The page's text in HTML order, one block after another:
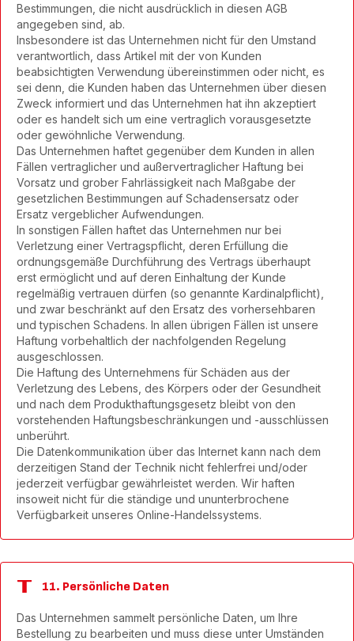
Bestimmungen, die nicht ausdrücklich in diesen AGB
angegeben sind, ab.
Insbesondere ist das Unternehmen nicht für den Umstand
verantwortlich, dass Artikel mit der von Kunden
beabsichtigten Verwendung übereinstimmen oder nicht, es
sei denn, die Kunden haben das Unternehmen über diesen
Zweck informiert und das Unternehmen hat ihn akzeptiert
oder es handelt sich um eine vertraglich vorausgesetzte
oder gewöhnliche Verwendung.
Das Unternehmen haftet gegenüber dem Kunden in allen
Fällen vertraglicher und außervertraglicher Haftung bei
Vorsatz und grober Fahrlässigkeit nach Maßgabe der
gesetzlichen Bestimmungen auf Schadensersatz oder
Ersatz vergeblicher Aufwendungen.
In sonstigen Fällen haftet das Unternehmen nur bei
Verletzung einer Vertragspflicht, deren Erfüllung die
ordnungsgemäße Durchführung des Vertrags überhaupt
erst ermöglicht und auf deren Einhaltung der Kunde
regelmäßig vertrauen dürfen (so genannte Kardinalpflicht),
und zwar beschränkt auf den Ersatz des vorhersehbaren
und typischen Schadens. In allen übrigen Fällen ist unsere
Haftung vorbehaltlich der nachfolgenden Regelung
ausgeschlossen.
Die Haftung des Unternehmens für Schäden aus der
Verletzung des Lebens, des Körpers oder der Gesundheit
und nach dem Produkthaftungsgesetz bleibt von den
vorstehenden Haftungsbeschränkungen und -ausschlüssen
unberührt.
Die Datenkommunikation über das Internet kann nach dem
derzeitigen Stand der Technik nicht fehlerfrei und/oder
jederzeit verfügbar gewährleistet werden. Wir haften
insoweit nicht für die ständige und ununterbrochene
Verfügbarkeit unseres Online-Handelssystems.
11. Persönliche Daten
Das Unternehmen sammelt persönliche Daten, um Ihre
Bestellung zu bearbeiten und muss diese unter Umständen